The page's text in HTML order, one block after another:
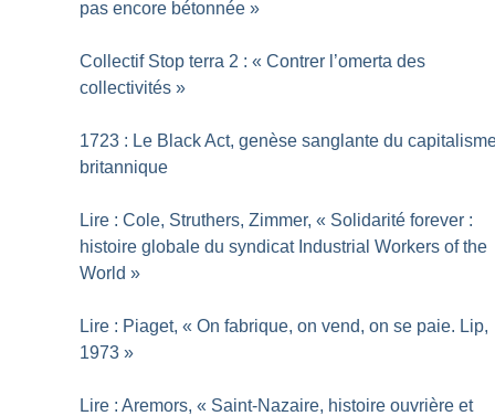
pas encore bétonnée »
Collectif Stop terra 2 : « Contrer l’omerta des
collectivités »
1723 : Le Black Act, genèse sanglante du
britannique
Lire : Cole, Struthers, Zimmer, « Solidarité forever :
histoire globale du syndicat Industrial Workers of the
World »
Lire : Piaget, « On fabrique, on vend, on se paie. Lip,
1973 »
Lire : Aremors, « Saint-Nazaire, histoire ouvrière et